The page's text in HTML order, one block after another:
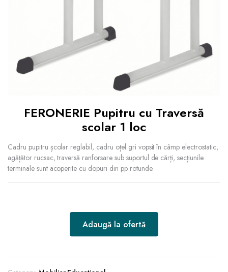
FERONERIE Pupitru cu Traversă
scolar 1 loc
Cadru pupitru școlar reglabil, cadru oțel gri vopsit în câmp electrostatic,
agățător rucsac, traversă ranforsare sub suportul de cărți, secțiunile
terminale sunt acoperite cu dopuri din pp rotunde.
Adaugă la ofertă